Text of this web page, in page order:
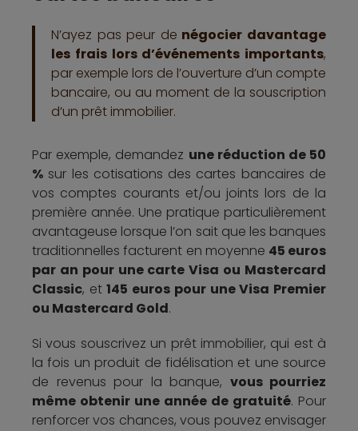
N’ayez pas peur de négocier davantage
les frais lors d’événements importants,
par exemple lors de l’ouverture d’un compte
bancaire, ou au moment de la souscription
d’un prêt immobilier.
Par exemple, demandez une réduction de 50
% sur les cotisations des cartes bancaires de
vos comptes courants et/ou joints lors de la
première année. Une pratique particulièrement
avantageuse lorsque l’on sait que les banques
traditionnelles facturent en moyenne 45 euros
par an pour une carte Visa ou Mastercard
Classic, et145 euros pour une Visa Premier
ou Mastercard Gold.
Si vous souscrivez un prêt immobilier, qui est à
la fois un produit de fidélisation et une source
de revenus pour la banque, vous pourriez
même obtenir une année de gratuité. Pour
renforcer vos chances, vous pouvez envisager